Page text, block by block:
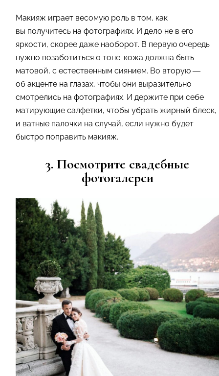
Макияж играет весомую роль в том, как
вы получитесь на фотографиях. И дело не в его
яркости, скорее даже наоборот. В первую очередь
нужно позаботиться о тоне: кожа должна быть
матовой, с естественным сиянием. Во вторую —
об акценте на глазах, чтобы они выразительно
смотрелись на фотографиях. И держите при себе
матирующие салфетки, чтобы убрать жирный блеск,
и ватные палочки на случай, если нужно будет
быстро поправить макияж.
3. Посмотрите свадебные
фотогалереи